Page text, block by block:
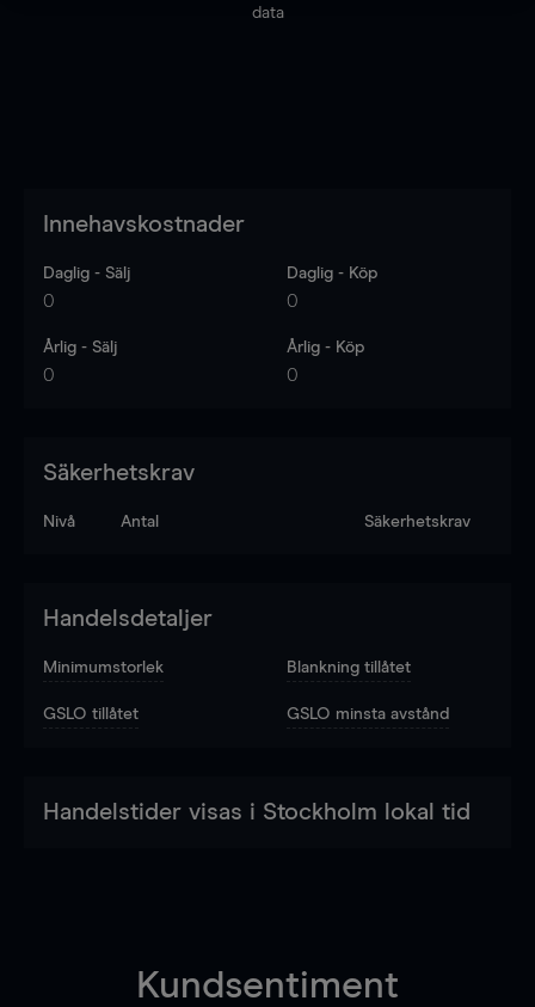
data
Innehavskostnader
Daglig - Sälj
0
Daglig - Köp
0
Årlig - Sälj
0
Årlig - Köp
0
Säkerhetskrav
Nivå Antal Säkerhetskrav
Handelsdetaljer
Minimumstorlek Blankning tillåtet
GSLO tillåtet GSLO minsta avstånd
Handelstider visas i Stockholm lokal tid
Kundsentiment